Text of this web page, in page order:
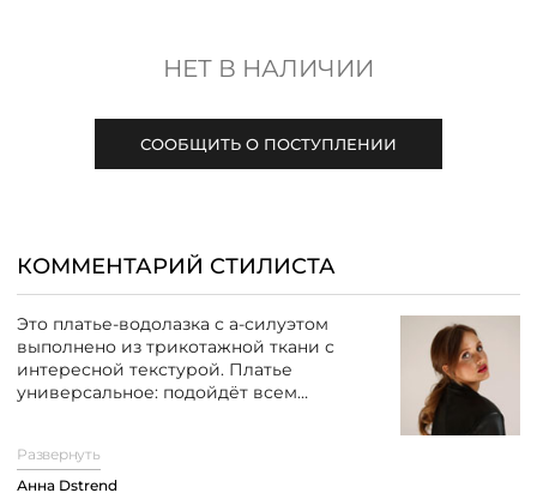
ТАБЛИЦА РАЗМЕРОВ
MANAGER@DSTREND.RU
НЕТ В НАЛИЧИИ
СООБЩИТЬ О ПОСТУПЛЕНИИ
КОММЕНТАРИЙ СТИЛИСТА
Это платье-водолазка с а-силуэтом
выполнено из трикотажной ткани с
интересной текстурой. Платье
универсальное: подойдёт всем
подчеркнуть стройность ног благодаря
своему крою. Рукава укороченные —
Развернуть
Анна Dstrend